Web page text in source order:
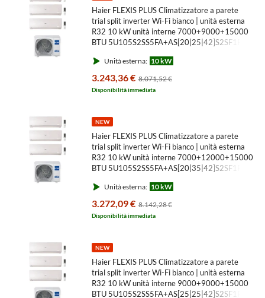
Haier FLEXIS PLUS Climatizzatore a parete
trial split inverter Wi-Fi bianco | unità esterna
R32 10 kW unità interne 7000+9000+15000
BTU 5U105S2SS5FA+AS[20|25|42]S2SF1FA-
Unità esterna: 10 kW
3.243,36 € 8.071,52 €
Disponibilità immediata
NEW
Haier FLEXIS PLUS Climatizzatore a parete
trial split inverter Wi-Fi bianco | unità esterna
R32 10 kW unità interne 7000+12000+15000
BTU 5U105S2SS5FA+AS[20|35|42]S2SF1FA-
Unità esterna: 10 kW
3.272,09 € 8.142,28 €
Disponibilità immediata
NEW
Haier FLEXIS PLUS Climatizzatore a parete
trial split inverter Wi-Fi bianco | unità esterna
R32 10 kW unità interne 9000+9000+15000
BTU 5U105S2SS5FA+AS[25|25|42]S2SF1FA-